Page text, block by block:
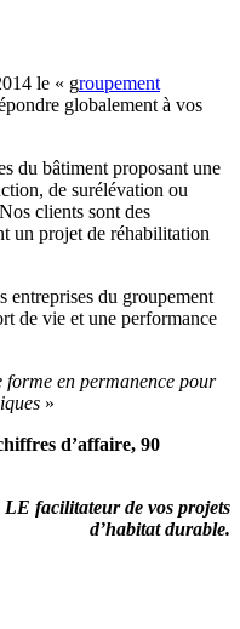
le « groupement
globalement à vos
du bâtiment proposant une
de surélévation ou
clients sont des
un projet de réhabilitation
entreprises du groupement
de vie et une performance
forme en permanence pour
»
d’affaire, 90
facilitateur de vos projets
d’habitat durable.